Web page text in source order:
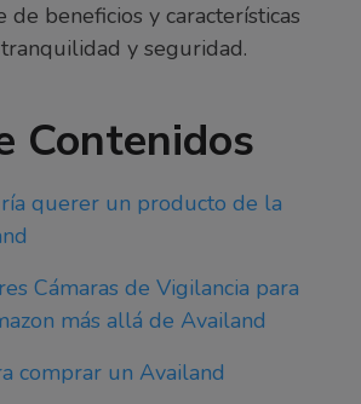
de beneficios y características
y seguridad.
Contenidos
querer un producto de la
Cámaras de Vigilancia para
más allá de Availand
comprar un Availand